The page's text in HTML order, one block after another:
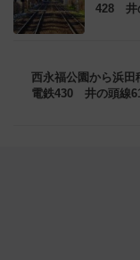
428 井
西永福公園から浜田
電鉄430 井の頭線